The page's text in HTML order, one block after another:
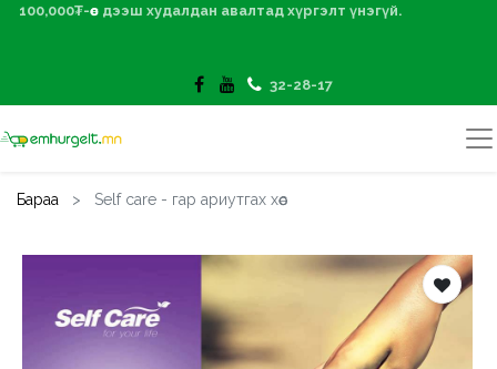
100,000₮-өөс дээш худалдан авалтад хүргэлт үнэгүй.
32-28-17
Бараа Self care - гар ариутгах хөөс